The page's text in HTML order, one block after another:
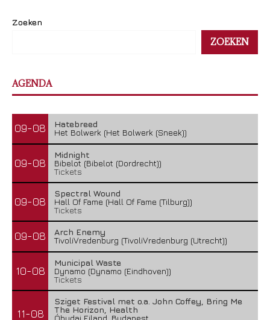
Zoeken
ZOEKEN
AGENDA
09-08
Hatebreed
Het Bolwerk (Het Bolwerk (Sneek))
09-08
Midnight
Bibelot (Bibelot (Dordrecht))
Tickets
09-08
Spectral Wound
Hall Of Fame (Hall Of Fame (Tilburg))
Tickets
09-08
Arch Enemy
TivoliVredenburg (TivoliVredenburg (Utrecht))
10-08
Municipal Waste
Dynamo (Dynamo (Eindhoven))
Tickets
11-08
Sziget Festival met o.a. John Coffey, Bring Me
The Horizon, Health
Óbudai Eiland, Budapest